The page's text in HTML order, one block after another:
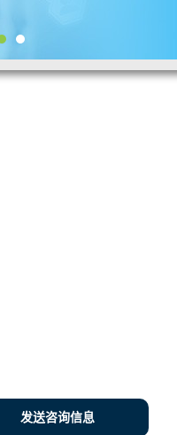
发送咨询信息